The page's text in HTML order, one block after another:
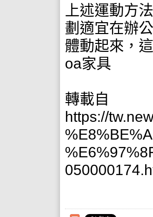
上述運動方
劃適宜在辦
體動起來，
oa家具
轉載自
https://